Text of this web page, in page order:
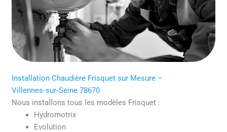
Installation Chaudière Frisquet sur Mesure –
Villennes‑sur‑Seine 78670
Nous installons tous les modèles Frisquet :
Hydromotrix
Evolution